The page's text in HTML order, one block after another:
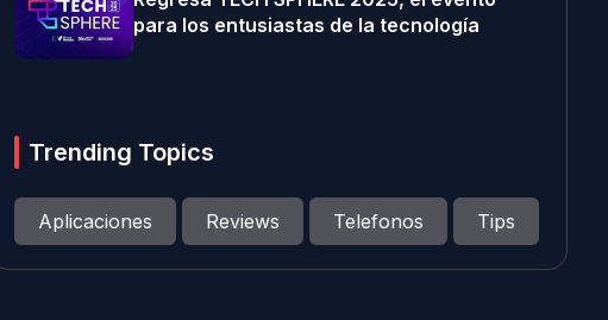
para los entusiastas de la tecnología
Trending Topics
Aplicaciones Reviews Telefonos Tips